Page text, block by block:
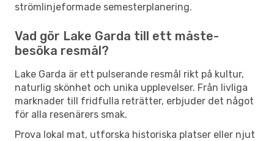
strömlinjeformade semesterplanering.
Vad gör Lake Garda till ett måste-
besöka resmål?
Lake Garda är ett pulserande resmål rikt på kultur,
naturlig skönhet och unika upplevelser. Från livliga
marknader till fridfulla reträtter, erbjuder det något
för alla resenärers smak.
Prova lokal mat, utforska historiska platser eller njut